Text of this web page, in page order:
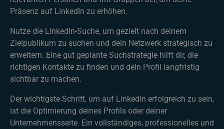
Präsenz auf LinkedIn zu erhöhen.
Nutze die LinkedIn-Suche, um gezielt nach deinem
Zielpublikum zu suchen und dein Netzwerk strategisch zu
erweitern. Eine gut geplante Suchstrategie hilft dir, die
richtigen Kontakte zu finden und dein Profil langfristig
sichtbar zu machen.
Der wichtigste Schritt, um auf LinkedIn erfolgreich zu sein,
ist die Optimierung deines Profils oder deiner
Unternehmensseite. Ein vollständiges, professionelles und